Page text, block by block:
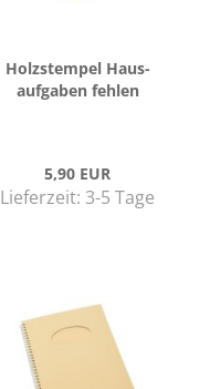
Holz­stem­pel Haus­
auf­ga­ben feh­len
5,90 EUR
Lieferzeit: 3-5 Tage